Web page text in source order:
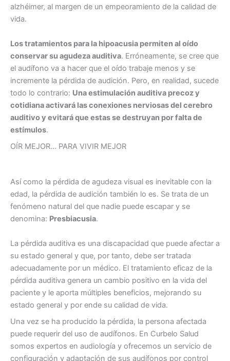
alzhéimer, al margen de un empeoramiento de la calidad de
vida.
Los tratamientos para la hipoacusia permiten al oído
conservar su agudeza auditiva. Erróneamente, se cree que
el audífono va a hacer que el oído trabaje menos y se
incremente la pérdida de audición. Pero, en realidad, sucede
todo lo contrario: Una estimulación auditiva precoz y
cotidiana activará las conexiones nerviosas del cerebro
auditivo y evitará que estas se destruyan por falta de
estímulos.
OÍR MEJOR… PARA VIVIR MEJOR
Así como la pérdida de agudeza visual es inevitable con la
edad, la pérdida de audición también lo es. Se trata de un
fenómeno natural del que nadie puede escapar y se
denomina: Presbiacusia.
La pérdida auditiva es una discapacidad que puede afectar a
su estado general y que, por tanto, debe ser tratada
adecuadamente por un médico. El tratamiento eficaz de la
pérdida auditiva genera un cambio positivo en la vida del
paciente y le aporta múltiples beneficios, mejorando su
estado general y por ende su calidad de vida.
Una vez se ha producido la pérdida, la persona afectada
puede requerir del uso de audífonos. En Curbelo Salud
somos expertos en audiología y ofrecemos un servicio de
configuración y adaptación de sus audífonos por control